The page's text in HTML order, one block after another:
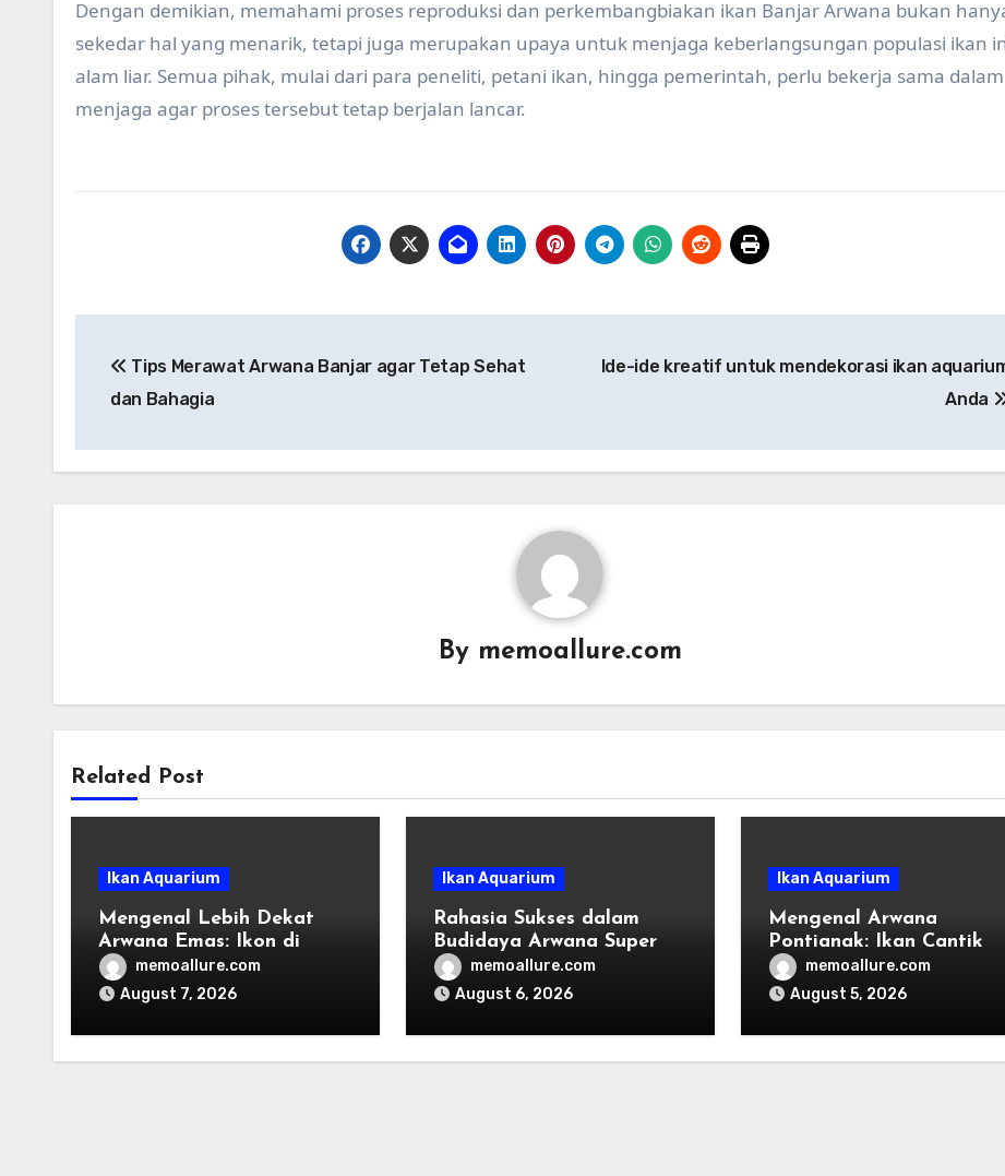
Dengan demikian, memahami proses reproduksi dan perkembangbiakan ikan Banjar Arwana bukan
sekedar hal yang menarik, tetapi juga merupakan upaya untuk menjaga keberlangsungan populasi ikan
alam liar. Semua pihak, mulai dari para peneliti, petani ikan, hingga pemerintah, perlu bekerja sama dalam
menjaga agar proses tersebut tetap berjalan lancar.
navigation
Tips Merawat Arwana Banjar agar Tetap Sehat
dan Bahagia
Ide-ide kreatif untuk mendekorasi ikan
Anda
By memoallure.com
Related Post
Ikan Aquarium
Mengenal Lebih Dekat
Arwana Emas: Ikon di
Dunia Aquascape
memoallure.com
August 7, 2026
Ikan Aquarium
Rahasia Sukses dalam
Budidaya Arwana Super
memoallure.com
August 6, 2026
Ikan Aquarium
Mengenal Arwana
Pontianak: Ikan Cantik
dengan Mitos Mengerikan
memoallure.com
August 5, 2026